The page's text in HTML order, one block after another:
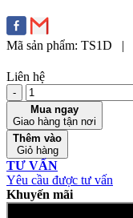
Mã sản phẩm: TS1D |
Liên hệ
-
Mua ngay
Giao hàng tận nơi
Thêm vào
Giỏ hàng
TƯ VẤN
Yêu cầu được tư vấn
Khuyến mãi